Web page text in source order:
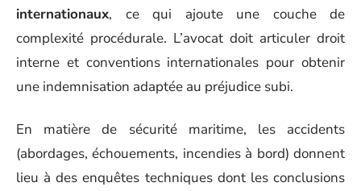
internationaux, ce qui ajoute une couche de
complexité procédurale. L’avocat doit articuler droit
interne et conventions internationales pour obtenir
une indemnisation adaptée au préjudice subi.
En matière de sécurité maritime, les accidents
(abordages, échouements, incendies à bord) donnent
lieu à des enquêtes techniques dont les conclusions